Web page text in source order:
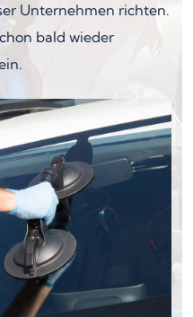
Unternehmen richten.
bald wieder